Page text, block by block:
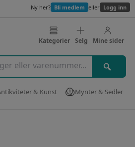
Ny her? Bli medlem eller Logg inn
Kategorier Selg Mine sider
& Kunst Mynter & Sedler